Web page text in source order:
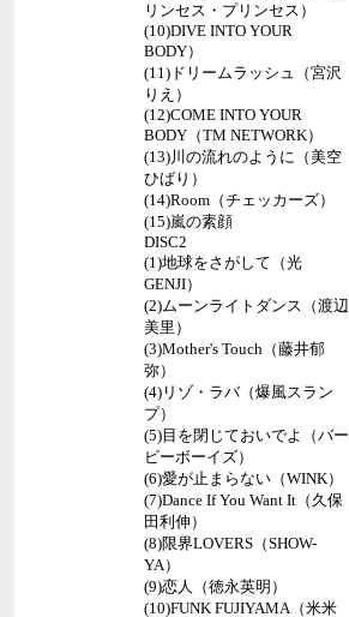
リンセス・プリンセス）
(10)DIVE INTO YOUR
BODY）
(11)ドリームラッシュ（宮沢
りえ）
(12)COME INTO YOUR
BODY（TM NETWORK）
(13)川の流れのように（美空
ひばり）
(14)Room（チェッカーズ）
(15)嵐の素顔
DISC2
(1)地球をさがして（光
GENJI）
(2)ムーンライトダンス（渡辺
美里）
(3)Mother's Touch（藤井郁
弥）
(4)リゾ・ラバ（爆風スラン
プ）
(5)目を閉じておいでよ（バー
ビーボーイズ）
(6)愛が止まらない（WINK）
(7)Dance If You Want It（久保
田利伸）
(8)限界LOVERS（SHOW-
YA）
(9)恋人（徳永英明）
(10)FUNK FUJIYAMA（米米